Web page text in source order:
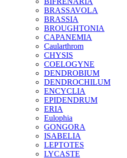
BRASSAVOLA
BRASSIA
BROUGHTONIA
CAPANEMIA
Caularthrom
CHYSIS
COELOGYNE
DENDROBIUM
DENDROCHILUM
ENCYCLIA
EPIDENDRUM
ERIA
Eulophia
GONGORA
ISABELIA
LEPTOTES
LYCASTE